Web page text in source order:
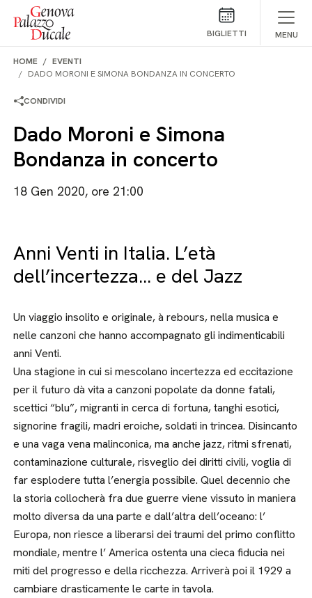
Salta al contenuto
BIGLIETTI MENU
HOME
EVENTI
DADO MORONI E SIMONA BONDANZA IN CONCERTO
CONDIVIDI
Dado Moroni e Simona
Bondanza in concerto
18 Gen 2020, ore 21:00
Anni Venti in Italia. L’età
dell’incertezza… e del Jazz
Un viaggio insolito e originale, à rebours, nella musica e
nelle canzoni che hanno accompagnato gli indimenticabili
anni Venti.
Una stagione in cui si mescolano incertezza ed eccitazione
per il futuro dà vita a canzoni popolate da donne fatali,
scettici “blu”, migranti in cerca di fortuna, tanghi esotici,
signorine fragili, madri eroiche, soldati in trincea. Disincanto
e una vaga vena malinconica, ma anche jazz, ritmi sfrenati,
contaminazione culturale, risveglio dei diritti civili, voglia di
far esplodere tutta l’energia possibile. Quel decennio che
la storia collocherà fra due guerre viene vissuto in maniera
molto diversa da una parte e dall’altra dell’oceano: l’
Europa, non riesce a liberarsi dei traumi del primo conflitto
mondiale, mentre l’ America ostenta una cieca fiducia nei
miti del progresso e della ricchezza. Arriverà poi il 1929 a
cambiare drasticamente le carte in tavola.